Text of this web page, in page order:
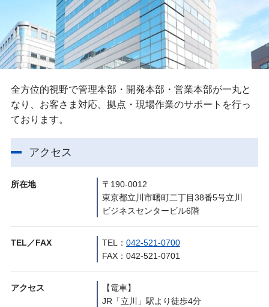
全方位的視野で管理本部・開発本部・営業本部が一丸と
なり、お客さま対応、拠点・現場作業のサポートを行っ
ております。
アクセス
所在地
〒190-0012
東京都立川市曙町二丁目38番5号立川
ビジネスセンタービル6階
TEL／FAX TEL： 042-521-0700
FAX：042-521-0701
アクセス
【電車】
JR「立川」駅より徒歩4分